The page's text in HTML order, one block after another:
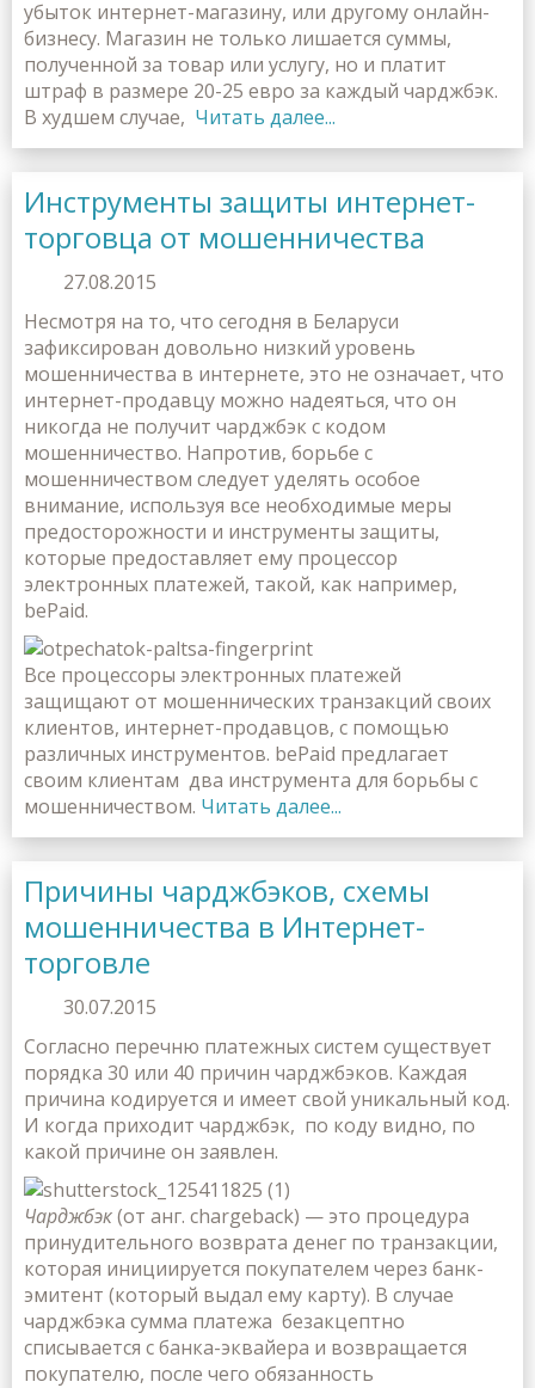
убыток интернет-магазину, или другому онлайн-
бизнесу. Магазин не только лишается суммы,
полученной за товар или услугу, но и платит
штраф в размере 20-25 евро за каждый чарджбэк.
В худшем случае, Читать далее...
Инструменты защиты интернет-
торговца от мошенничества
27.08.2015
Несмотря на то, что сегодня в Беларуси
зафиксирован довольно низкий уровень
мошенничества в интернете, это не означает, что
интернет-продавцу можно надеяться, что он
никогда не получит чарджбэк с кодом
мошенничество. Напротив, борьбе с
мошенничеством следует уделять особое
внимание, используя все необходимые меры
предосторожности и инструменты защиты,
которые предоставляет ему процессор
электронных платежей, такой, как например,
bePaid.
Все процессоры электронных платежей
защищают от мошеннических транзакций своих
клиентов, интернет-продавцов, с помощью
различных инструментов. bePaid предлагает
своим клиентам два инструмента для борьбы с
мошенничеством. Читать далее...
Причины чарджбэков, схемы
мошенничества в Интернет-
торговле
30.07.2015
Согласно перечню платежных систем существует
порядка 30 или 40 причин чарджбэков. Каждая
причина кодируется и имеет свой уникальный код.
И когда приходит чарджбэк, по коду видно, по
какой причине он заявлен.
Чарджбэк(от анг. chargeback) — это процедура
принудительного возврата денег по транзакции,
которая инициируется покупателем через банк-
эмитент (который выдал ему карту). В случае
чарджбэка сумма платежа безакцептно
списывается с банка-эквайера и возвращается
покупателю, после чего обязанность